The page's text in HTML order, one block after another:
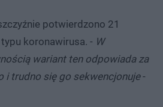
potwierdzono 21
koronawirusa. - W
wariant ten odpowiada za
i trudno się go sekwencjonuje-